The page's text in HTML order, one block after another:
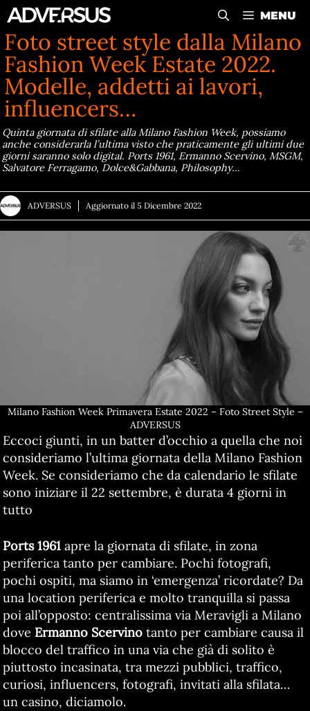
Vai
al
contenuto
MENU
Foto street style dalla Milano
Fashion Week Estate 2022.
Modelle, addetti ai lavori,
influencers…
Quinta giornata di sfilate alla Milano Fashion Week, possiamo
anche considerarla l’ultima visto che praticamente gli ultimi due
giorni saranno solo digital. Ports 1961, Ermanno Scervino, MSGM,
Salvatore Ferragamo, Dolce&Gabbana, Philosophy…
ADVERSUS Aggiornato il 5 Dicembre 2022
Milano Fashion Week Primavera Estate 2022 – Foto Street Style –
ADVERSUS
Eccoci giunti, in un batter d’occhio a quella che noi
consideriamo l’ultima giornata della Milano Fashion
Week. Se consideriamo che da calendario le sfilate
sono iniziare il 22 settembre, è durata 4 giorni in
tutto
Ports 1961apre la giornata di sfilate, in zona
periferica tanto per cambiare. Pochi fotografi,
pochi ospiti, ma siamo in ‘emergenza’ ricordate? Da
una location periferica e molto tranquilla si passa
poi all’opposto: centralissima via Meravigli a Milano
dove Ermanno Scervinotanto per cambiare causa il
blocco del traffico in una via che già di solito è
piuttosto incasinata, tra mezzi pubblici, traffico,
curiosi, influencers, fotografi, invitati alla sfilata…
un casino, diciamolo.